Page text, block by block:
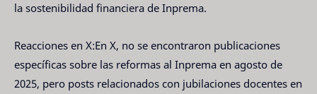
la sostenibilidad financiera de Inprema.
Reacciones en X:En X, no se encontraron publicaciones
específicas sobre las reformas al Inprema en agosto de
2025, pero posts relacionados con jubilaciones docentes en